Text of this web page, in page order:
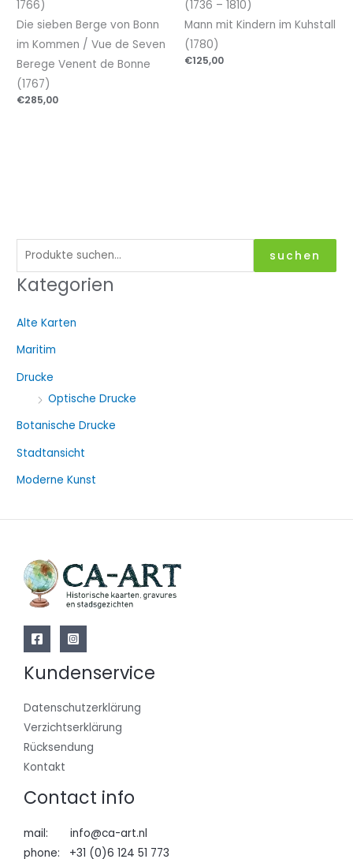
u
c
n
a
h
suchen
Kategorien
Alte Karten
Maritim
Drucke
Optische Drucke
Botanische Drucke
Stadtansicht
Moderne Kunst
1766)
Die sieben Berge von Bonn
im Kommen / Vue de Seven
Berege Venent de Bonne
(1767)
€285,00
(1736 – 1810)
Mann mit Kindern im Kuhstall
(1780)
€125,00
Kundenservice
Datenschutzerklärung
Verzichtserklärung
Rücksendung
Kontakt
Contact info
mail: info@ca-art.nl
phone: +31 (0)6 124 51 773